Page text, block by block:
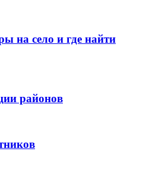
на село и где найти
районов